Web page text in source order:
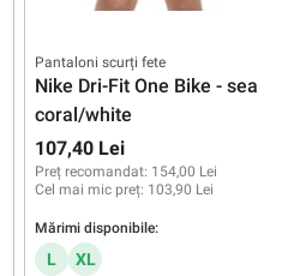
Pantaloni scurți fete
Nike Dri-Fit One Bike - sea
coral/white
107,40 Lei
Preț recomandat: 154,00 Lei
Cel mai mic preț: 103,90 Lei
Mărimi disponibile:
L XL